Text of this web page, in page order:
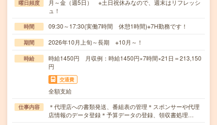
曜日頻度
月～金（週5日） ※土日祝休みなので、週末はリフレッシ
ュ！
時間 09:30～17:30(実働7時間 休憩1時間)※7H勤務です！
期間 2026年10月上旬～長期 ※10月～！
時給
時給1450円 月収例：時給1450円×7時間×21日＝213,150
円
交通費
全額支給
仕事内容
＊代理店への書類発送、番組表の管理＊スポンサーや代理
店情報のデータ登録＊予算データの登録、領収書処理…